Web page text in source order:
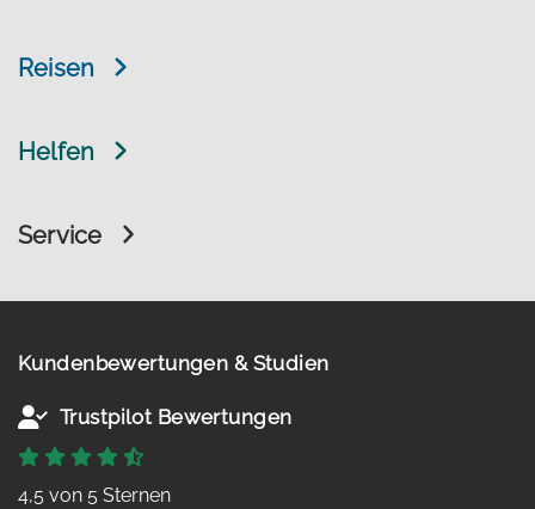
Reisen
Helfen
Service
Kundenbewertungen & Studien
Trustpilot Bewertungen
4,5 von 5 Sternen